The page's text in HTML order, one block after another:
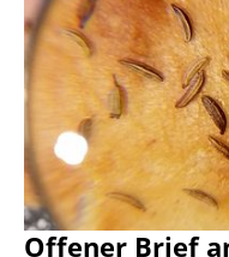
Offener Brief